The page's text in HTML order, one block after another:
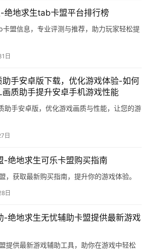
绝地求生tab卡盟平台排行榜
盟信息，专业评测与推荐，助力玩家轻松提
日
助手安卓版下载，优化游戏体验-如何
质助手提升安卓手机游戏性能
助手安卓版，优化游戏画质与性能，让您的游
日
-绝地求生可乐卡盟购买指南
，获取最新购买指南，提升你的游戏体验。
日
-绝地求生无忧辅助卡盟提供最新游戏
提供最新游戏辅助工具，助你在游戏中轻松